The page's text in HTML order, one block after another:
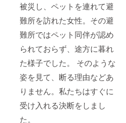
被災し、ペットを連れて避
難所を訪れた女性。その避
難所ではペット同伴が認め
られておらず、途方に暮れ
た様子でした。 そのような
姿を見て、断る理由などあ
りません。私たちはすぐに
受け入れる決断をしまし
た。